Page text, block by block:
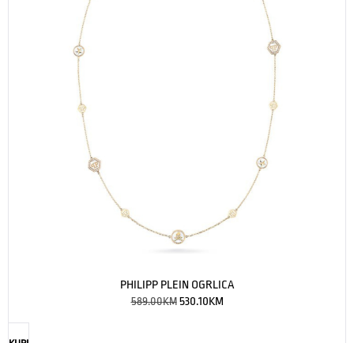
PHILIPP PLEIN OGRLICA
589.00KM 530.10KM